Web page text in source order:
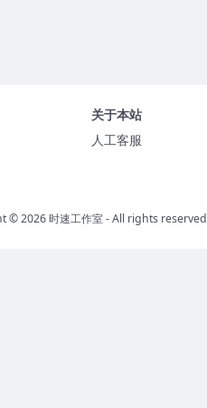
关于本站
人工客服
© 2026时速工作室- All rights reserved